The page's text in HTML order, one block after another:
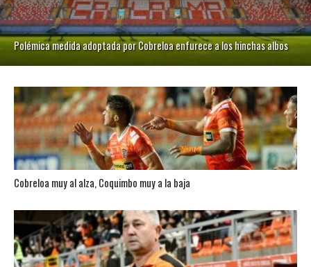
Polémica medida adoptada por Cobreloa enfurece a los hinchas albos
Cobreloa muy al alza, Coquimbo muy a la baja